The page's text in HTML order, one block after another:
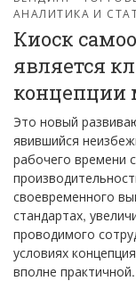
АНАЛИТИКА И
Киоск
является
концепции
Это новый
явившийся
рабочего времени
своевременного
стандартах,
проводимого
условиях
вполне практичной.